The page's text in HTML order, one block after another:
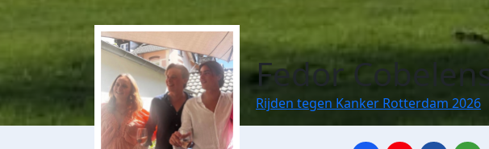
Fedor
Rijden tegen Kanker Rotterdam 2026